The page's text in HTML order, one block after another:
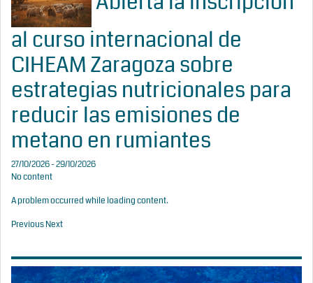
al curso internacional de
CIHEAM Zaragoza sobre
estrategias nutricionales para
reducir las emisiones de
metano en rumiantes
27/10/2026 - 29/10/2026
No content
A problem occurred while loading content.
PreviousNext